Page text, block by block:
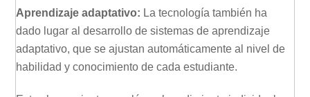
Aprendizaje adaptativo: La tecnología también ha
dado lugar al desarrollo de sistemas de aprendizaje
adaptativo, que se ajustan automáticamente al nivel de
habilidad y conocimiento de cada estudiante.